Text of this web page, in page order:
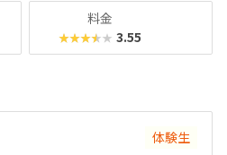
料金
★★★★★ 3.55
体験生